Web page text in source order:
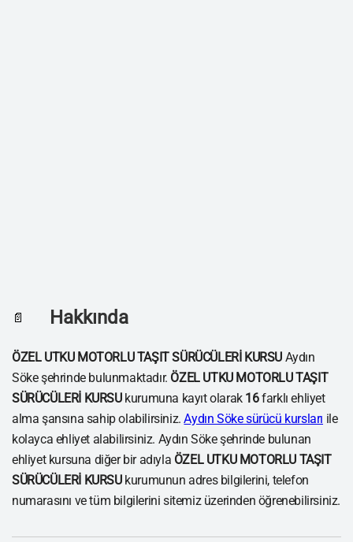
📄 Hakkında
ÖZEL UTKU MOTORLU TAŞIT SÜRÜCÜLERİ KURSU Aydın
Söke şehrinde bulunmaktadır. ÖZEL UTKU MOTORLU TAŞIT
SÜRÜCÜLERİ KURSUkurumuna kayıt olarak 16farklı ehliyet
alma şansına sahip olabilirsiniz.Aydın Söke sürücü kursları ile
kolayca ehliyet alabilirsiniz. Aydın Söke şehrinde bulunan
ehliyet kursuna diğer bir adıyla ÖZEL UTKU MOTORLU TAŞIT
SÜRÜCÜLERİ KURSUkurumunun adres bilgilerini, telefon
numarasını ve tüm bilgilerini sitemiz üzerinden öğrenebilirsiniz.